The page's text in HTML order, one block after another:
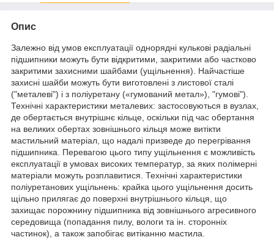
Опис
Залежно від умов експлуатації однорядні кулькові радіальні
підшипники можуть бути відкритими, закритими або частково
закритими захисними шайбами (ущільнення). Найчастіше
захисні шайби можуть бути виготовлені з листової сталі
("металеві") і з поліуретану («гумований метал»), "гумові").
Технічні характеристики металевих: застосовуються в вузлах,
де обертається внутрішнє кільце, оскільки під час обертання
на великих обертах зовнішнього кільця може витікти
мастильний матеріал, що надалі призведе до перегрівання
підшипника. Перевагою цього типу ущільнення є можливість
експлуатації в умовах високих температур, за яких полімерні
матеріали можуть розплавитися. Технічні характеристики
поліуретанових ущільнень: крайка цього ущільнення досить
щільно прилягає до поверхні внутрішнього кільця, що
захищає порожнину підшипника від зовнішнього агресивного
середовища (попадання пилу, вологи та ін. сторонніх
частинок), а також запобігає витіканню мастила.